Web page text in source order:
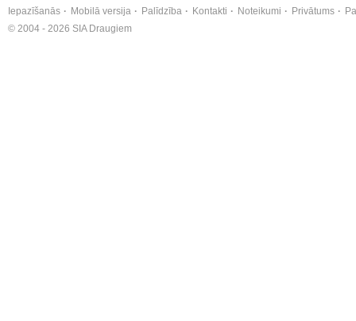
Iepazīšanās Mobilā versija Palīdzība Kontakti Noteikumi Privātums
© 2004 - 2026 SIA Draugiem